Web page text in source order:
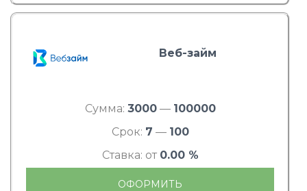
Веб-займ
Сумма: 3000— 100000
Срок: 7 — 100
Ставка: от 0.00 %
ОФОРМИТЬ